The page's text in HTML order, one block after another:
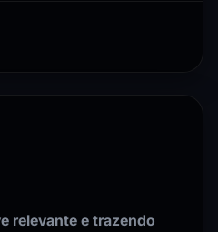
relevante e trazendo